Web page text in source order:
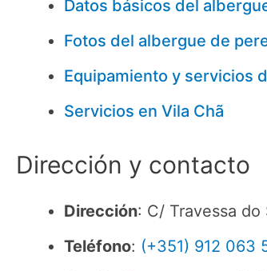
Datos básicos del
Fotos del albergue de
Equipamiento y servicios
Servicios en Vila Chã
Dirección y contacto
Dirección: C/ Travessa
Teléfono: (+351) 912 063